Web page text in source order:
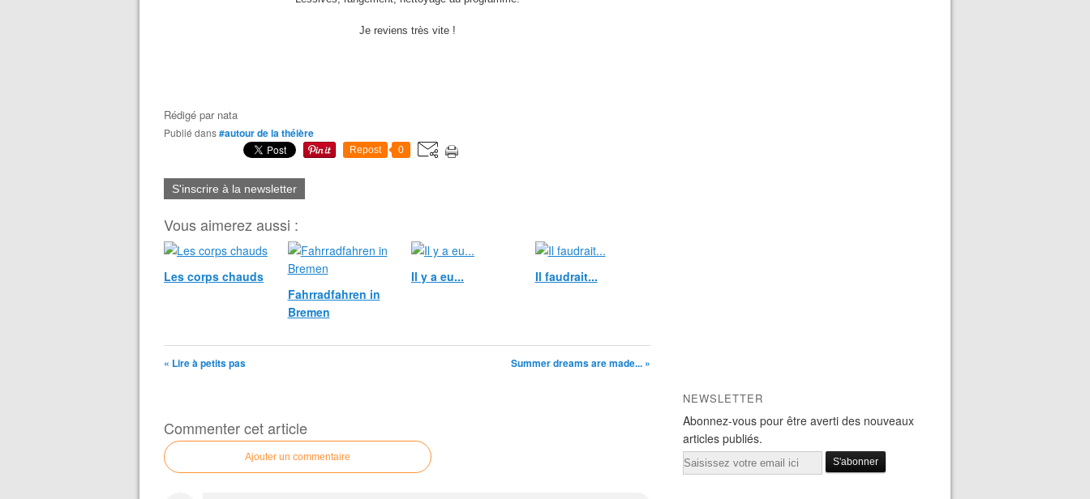
Je reviens très vite !
Rédigé par nata
Publié dans#autour de la théière
Repost 0
S'inscrire à la newsletter
Vous aimerez aussi :
Les corps chauds
Fahrradfahren in
Bremen
Il y a eu... Il faudrait...
« Lire à petits pas Summer dreams are made... »
Commenter cet article
Ajouter un commentaire
NEWSLETTER
Abonnez-vous pour être averti des nouveaux
articles publiés.
Email